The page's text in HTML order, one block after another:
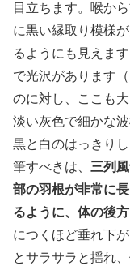
目立ちます。喉か
に黒い縁取り模様
るようにも見えま
で光沢があります
のに対し、ここも
淡い灰色で細かな
黒と白のはっきり
筆すべきは、 三列
部の羽根が非常に
るように、体の後
につくほど垂れ下
とサラサラと揺れ